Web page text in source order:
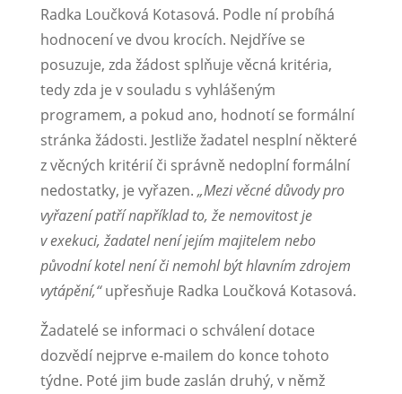
Radka Loučková Kotasová. Podle ní probíhá
hodnocení ve dvou krocích. Nejdříve se
posuzuje, zda žádost splňuje věcná kritéria,
tedy zda je v souladu s vyhlášeným
programem, a pokud ano, hodnotí se formální
stránka žádosti. Jestliže žadatel nesplní některé
z věcných kritérií či správně nedoplní formální
nedostatky, je vyřazen. „Mezi věcné důvody pro
vyřazení patří například to, že nemovitost je
v exekuci, žadatel není jejím majitelem nebo
původní kotel není či nemohl být hlavním zdrojem
vytápění,“upřesňuje Radka Loučková Kotasová.
Žadatelé se informaci o schválení dotace
dozvědí nejprve e-mailem do konce tohoto
týdne. Poté jim bude zaslán druhý, v němž